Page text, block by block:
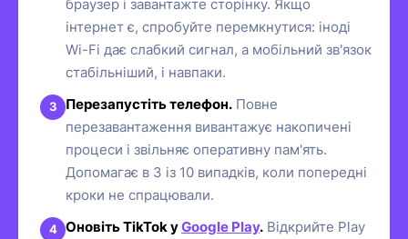
браузер і завантажте сторінку. Якщо
інтернет є, спробуйте перемкнутися: іноді
Wi-Fi дає слабкий сигнал, а мобільний зв'язок
стабільніший, і навпаки.
Перезапустіть телефон. Повне
перезавантаження вивантажує накопичені
процеси і звільняє оперативну пам'ять.
Допомагає в 3 із 10 випадків, коли попередні
кроки не спрацювали.
Оновіть TikTok уGoogle Play. Відкрийте Play